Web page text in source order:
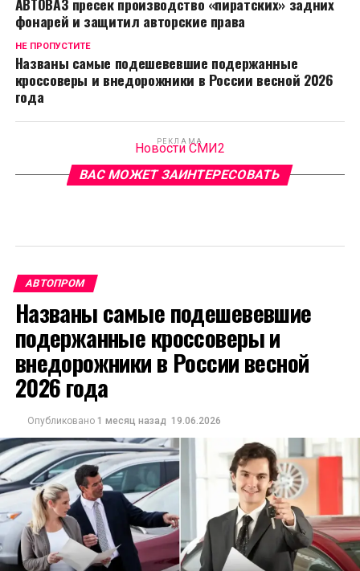
фонарей и защитил авторские права
НЕ ПРОПУСТИТЕ
Названы самые подешевевшие подержанные
кроссоверы и внедорожники в России весной 2026
года
РЕКЛАМА
Новости СМИ2
ВАС МОЖЕТ ЗАИНТЕРЕСОВАТЬ
АВТОПРОМ
Названы самые подешевевшие
подержанные кроссоверы и
внедорожники в России весной
2026 года
Опубликовано 1 месяц назад 19.06.2026